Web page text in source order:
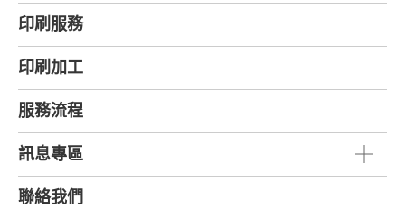
印刷服務
印刷加工
服務流程
訊息專區
聯絡我們